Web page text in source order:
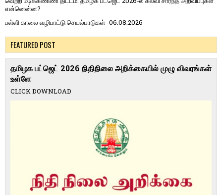
என்னென்ன?
பள்ளி காலை வழிபாட்டு செயல்பாடுகள் -06.08.2026
FEATURED POST
தமிழக பட்ஜெட் 2026 நிதிநிலை அறிக்கையில் முழு விவரங்கள்
உள்ளே
CLICK DOWNLOAD